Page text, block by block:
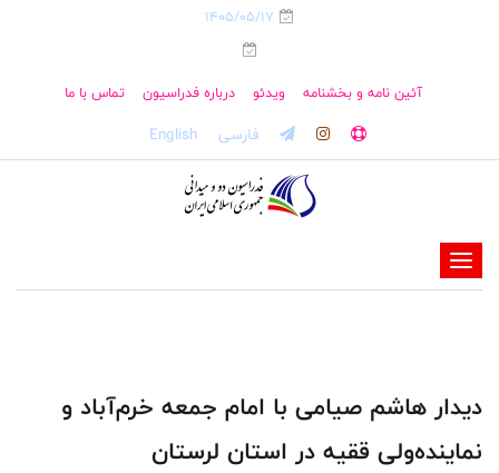
1405/05/17
آئین نامه و بخشنامه ویدئو درباره فدراسیون تماس با ما
فارسی English
-
-
-
️دیدار هاشم صیامی با امام جمعه خرم‌آباد و
نماینده‌ولی ققیه در استان لرستان